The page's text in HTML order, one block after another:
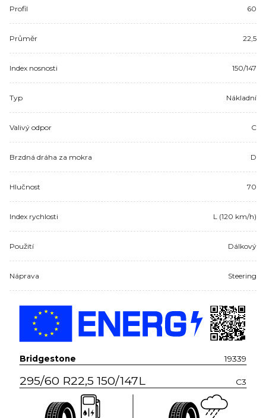
Profil 60
Průměr 22,5
Index nosnosti 150/147
Typ Nákladní
Valivý odpor C
Brzdná dráha za mokra D
Hlučnost 70
Index rychlosti L (120 km/h)
Použití Dálkový
Náprava Steering
Bridgestone 19339
295/60 R22,5 150/147L C3